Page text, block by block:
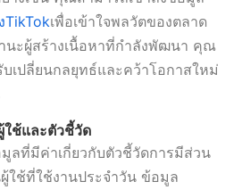
TikTokเพื่อเข้าใจพลวัตของตลาด
นะผู้สร้างเนื้อหาที่กำลังพัฒนา คุณ
เปลี่ยนกลยุทธ์และคว้าโอกาสใหม่
ช้และตัวชี้วัด
ลที่มีค่าเกี่ยวกับตัวชี้วัดการมีส่วน
ใช้ที่ใช้งานประจำวัน ข้อมูล